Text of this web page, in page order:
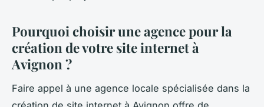
Pourquoi choisir une agence pour la
création de votre site internet à
Avignon ?
Faire appel à une agence locale spécialisée dans la